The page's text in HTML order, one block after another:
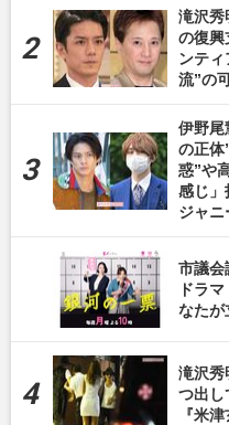
滝沢秀
の復興
ンテ
流”の
伊野尾
の正体
惑”や
感じ」
ジャニ
市議会
ドラ
なたが
滝沢秀
つ出し
『米津